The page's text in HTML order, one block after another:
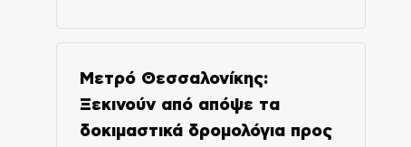
Μετρό Θεσσαλονίκης:
Ξεκινούν από απόψε τα
δοκιμαστικά δρομολόγια προς